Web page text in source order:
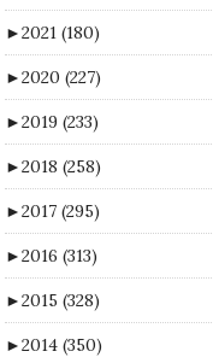
►2021 (180)
►2020 (227)
►2019 (233)
►2018 (258)
►2017 (295)
►2016 (313)
►2015 (328)
►2014 (350)